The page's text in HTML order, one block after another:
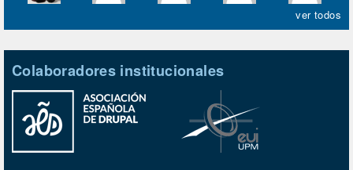
ver todos
Colaboradores institucionales